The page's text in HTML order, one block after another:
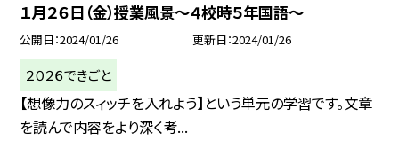
１月２６日（金）授業風景〜４校時５年国語〜
公開日 2024/01/26 更新日 2024/01/26
２０２６できごと
【想像力のスィッチを入れよう】という単元の学習です。文章
を読んで内容をより深く考...